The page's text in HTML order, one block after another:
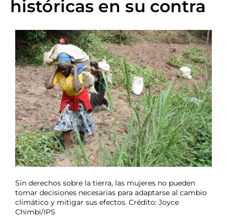
históricas en su contra
Sin derechos sobre la tierra, las mujeres no pueden
tomar decisiones necesarias para adaptarse al cambio
climático y mitigar sus efectos. Crédito: Joyce
Chimbi/IPS